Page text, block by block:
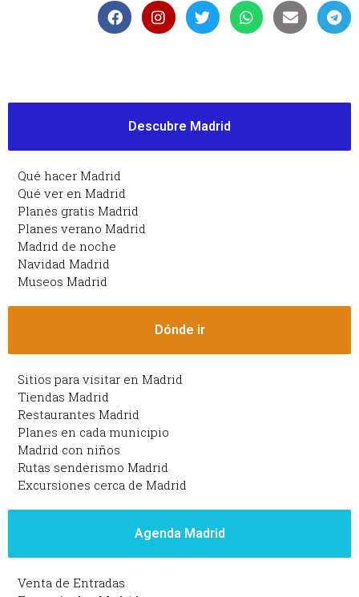
Descubre Madrid
Qué hacer Madrid
Qué ver en Madrid
Planes gratis Madrid
Planes verano Madrid
Madrid de noche
Navidad Madrid
Museos Madrid
Dónde ir
Sitios para visitar en Madrid
Tiendas Madrid
Restaurantes Madrid
Planes en cada municipio
Madrid con niños
Rutas senderismo Madrid
Excursiones cerca de Madrid
Agenda Madrid
Venta de Entradas